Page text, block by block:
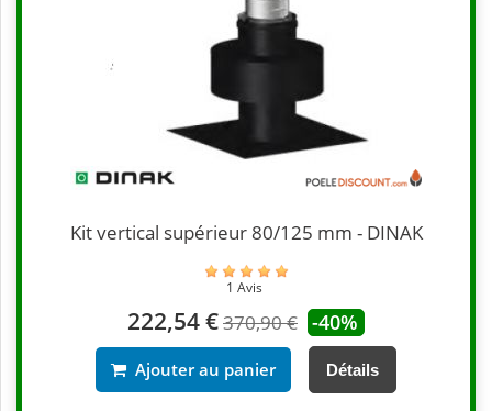
Kit vertical supérieur 80/125 mm - DINAK
1 Avis
222,54 €370,90 € -40%
Ajouter au panier Détails